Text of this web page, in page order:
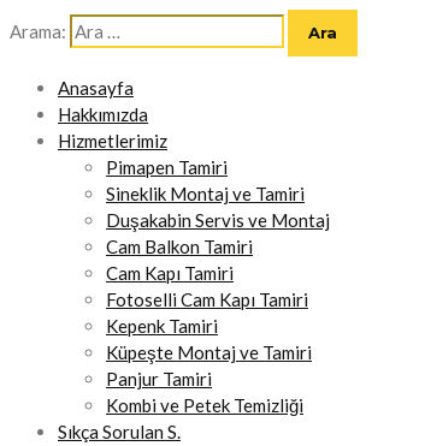
Arama:
Anasayfa
Hakkımızda
Hizmetlerimiz
Pimapen Tamiri
Sineklik Montaj ve Tamiri
Duşakabin Servis ve Montaj
Cam Balkon Tamiri
Cam Kapı Tamiri
Fotoselli Cam Kapı Tamiri
Kepenk Tamiri
Küpeşte Montaj ve Tamiri
Panjur Tamiri
Kombi ve Petek Temizliği
Sıkça Sorulan S.